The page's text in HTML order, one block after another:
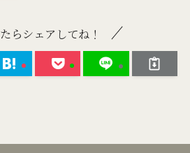
らシェアしてね！